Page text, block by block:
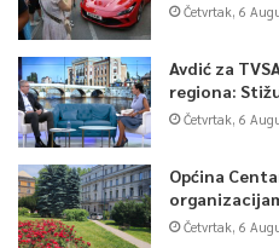
Četvrtak, 6
Avdić za
regiona:
Četvrtak, 6
Općina
Četvrtak, 6